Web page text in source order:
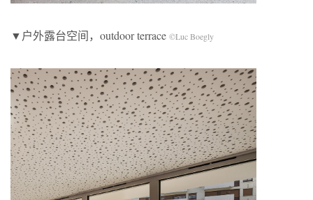
▼户外露台空间，outdoor terrace ©Luc Boegly